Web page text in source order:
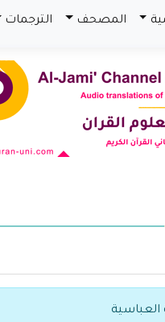
المصحف الترجمات
العباسية